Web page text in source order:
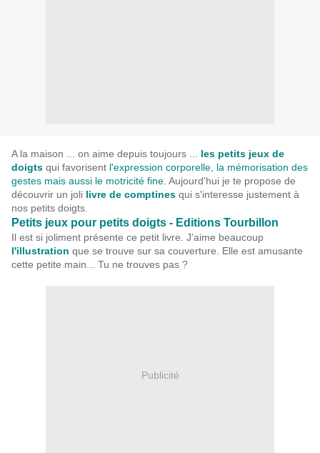
A la maison ... on aime depuis toujours ...
les petits jeux de
doigts qui favorisent l'expression corporelle, la mémorisation des
gestes mais aussi le motricité fine. Aujourd'hui je te propose de
découvrir un joli livre de comptines qui s'interesse justement à
nos petits doigts.
Petits jeux pour petits doigts - Editions Tourbillon
Il est si joliment présente ce petit livre. J'aime beaucoup
l'illustration que se trouve sur sa couverture. Elle est amusante
cette petite main... Tu ne trouves pas ?
Publicité